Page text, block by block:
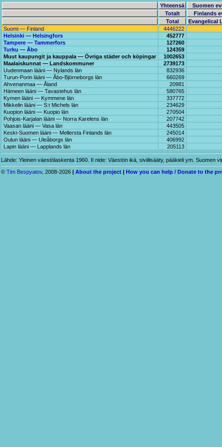
Yhteensä
Suomen
Totalt
Finlands
Total
Evangelical
Suomi — Finland
4446222
Helsinki — Helsingfors
452777
Tampere — Tammerfors
127260
Turku — Åbo
124359
Muut kaupungit ja kauppala — Övriga städer och köpingar
1002653
Maalaiskunnat — Landskommuner
2739173
Uudenmaan lääni — Nylands län
832936
Turun-Porin lääni — Åbo-Björneborgs län
660269
Ahvenanmaa — Åland
20981
Hämeen lääni — Tavastehus län
580765
Kymen lääni — Kymmene län
337772
Mikkelin lääni — S:t Michels län
234629
Kuopion lääni — Kuopio län
270504
Pohjois-Karjalan lääni — Norra Karelens län
207742
Vaasan lääni — Vasa län
443505
Keski-Suomen lääni — Mellersta Finlands län
245014
Oulun lääni — Uleåborgs län
406992
Lapin lääni — Lapplands län
205113
Lähde: Yleinen väestölaskenta 1960. II nide: Väestön ikä, siviilisääty, pääkieli ym. Suomen
© Tim Bespyatov, 2008-2026 About the project How you can help / Donate to the